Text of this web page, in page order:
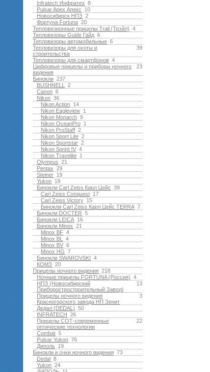
8
Infratech Инфратех
10
Pulsar Apex Апекс
2
Новосибирск НПЗ
20
Фортуна Fortuna
4
Тепловизионные прицелы Trail (Трэйл)
6
Тепловизоры Guide Гайд
6
Тепловизоры автомобильные
39
Тепловизоры для охоты и
строительства
4
Тепловизоры для смартфонов
23
Цифровые прицелы и приборы ночного
видения
237
Бинокли
2
BUSHNELL
6
Canon
36
Nikon
14
Nikon Action
1
Nikon Eagleview
9
Nikon Monarch
1
Nikon OceanPro
2
Nikon ProStaff
2
Nikon Sport Lite
2
Nikon Sportstar
4
Nikon Sprint IV
1
Nikon Travelite
21
Olympus
29
Pentax
19
Steiner
19
Yukon
39
Бинокли Carl Zeiss Карл Цейс
17
Carl Zeiss Conquest
15
Carl Zeiss Victory
7
Бинокли Carl Zeiss Карл Цейс TERRA
5
Бинокли DOCTER
16
Бинокли LEICA
21
Бинокли Minox
4
Minox BF
4
Minox BL
6
Minox BV
7
Minox HG
4
Бинокли SWAROVSKI
20
КОМЗ
218
Прицелы ночного видения
4
Ночные прицелы FORTUNA (Россия)
13
НПЗ (Новосибирский
Приборостростроительный Завод)
3
Прицелы ночного видения
Красногорского завода НП Зенит
50
Дедал (DEDAL)
26
INFRATECH
22
Прицелы СОТ-современные
оптические технологии
5
Combat
76
Pulsar Yukon
19
Диполь
73
Бинокли и очки ночного видения
8
Dedal
24
Yukon